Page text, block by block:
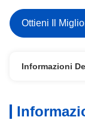
Ottieni Il
Informazioni